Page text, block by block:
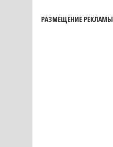
РАЗМЕЩЕНИЕ РЕКЛАМЫ